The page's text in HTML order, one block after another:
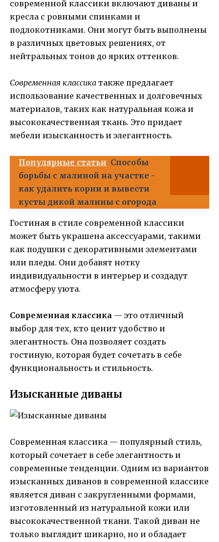
современной классики включают диваны и
кресла с ровными спинками и
подлокотниками. Они могут быть выполнены
в различных цветовых решениях, от
нейтральных тонов до ярких оттенков.
Современная классика также предлагает
использование качественных и долговечных
материалов, таких как натуральная кожа и
высококачественная ткань. Это придает
мебели изысканность и элегантность.
Популярные статьи Способы
борьбы с малиной на участке -
как удалить корни и вывести
кусты дикой малины с огорода
Гостиная в стиле современной классики
может быть украшена аксессуарами, такими
как подушки с декоративными элементами
или пледы. Они добавят нотку
индивидуальности в интерьер и создадут
атмосферу уюта.
Современная классика — это отличный
выбор для тех, кто ценит удобство и
элегантность. Она позволяет создать
гостиную, которая будет сочетать в себе
функциональность и стильность.
Изысканные диваны
Современная классика — популярный стиль,
который сочетает в себе элегантность и
современные тенденции. Одним из вариантов
изысканных диванов в современной классике
является диван с закругленными формами,
изготовленный из натуральной кожи или
высококачественной ткани. Такой диван не
только выглядит шикарно, но и обладает